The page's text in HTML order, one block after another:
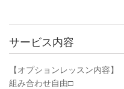
サービス内容
【オプションレッスン内容】
組み合わせ自由□️